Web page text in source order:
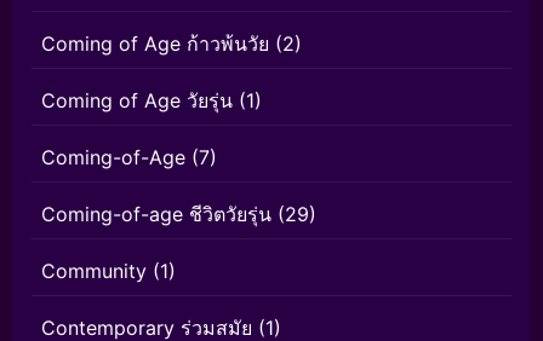
Coming of Age ก้าวพ้นวัย (2)
Coming of Age วัยรุ่น (1)
Coming-of-Age (7)
Coming-of-age ชีวิตวัยรุ่น (29)
Community (1)
Contemporary ร่วมสมัย (1)